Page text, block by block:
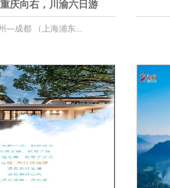
庆向右，川渝六日游
—成都 （上海浦东...